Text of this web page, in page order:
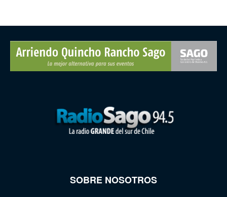
SOBRE NOSOTROS